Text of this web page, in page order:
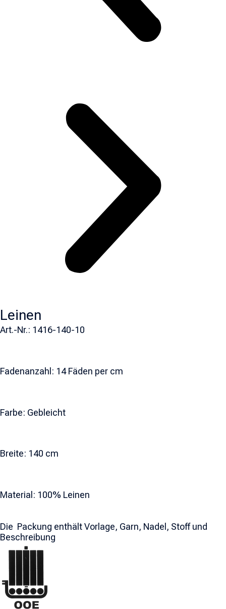
Leinen
Art.-Nr.: 1416-140-10
Fadenanzahl: 14 Fäden per cm
Farbe: Gebleicht
Breite: 140 cm
Material: 100% Leinen
Die Packung enthält Vorlage, Garn, Nadel, Stoff und
Beschreibung